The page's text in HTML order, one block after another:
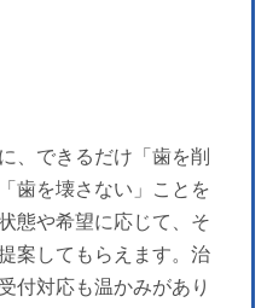
、できるだけ「歯を削
歯を壊さない」ことを
態や希望に応じて、そ
案してもらえます。治
付対応も温かみがあり